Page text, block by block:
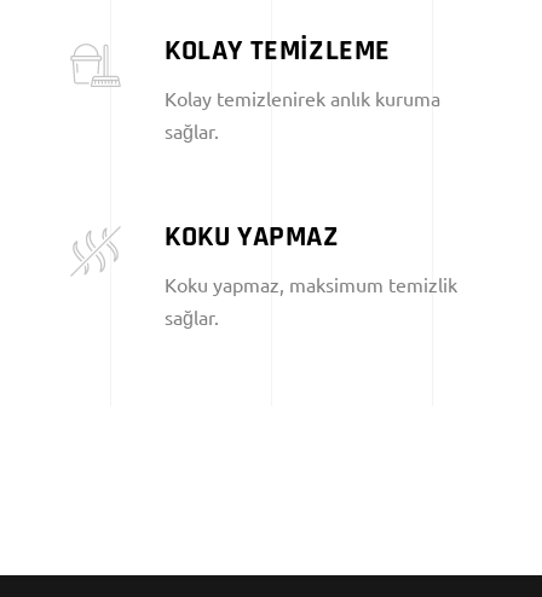
KOLAY TEMİZLEME
Kolay temizlenirek anlık kuruma
sağlar.
KOKU YAPMAZ
Koku yapmaz, maksimum temizlik
sağlar.